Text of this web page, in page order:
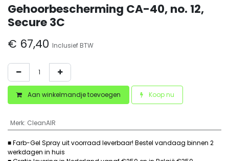
Gehoorbescherming CA-40, no. 12,
Secure 3C
€ 67,40 Inclusief BTW
Aan winkelmandje toevoegen Koop nu
Merk: CleanAIR
■ Farb-Gel Spray uit voorraad leverbaar! Bestel vandaag binnen 2
werkdagen in huis